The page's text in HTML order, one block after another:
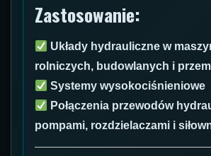
Zastosowanie:
Układy hydrauliczne w
rolniczych, budowlanych i
Systemy wysokociśnieniowe
Połączenia przewodów
pompami, rozdzielaczami i